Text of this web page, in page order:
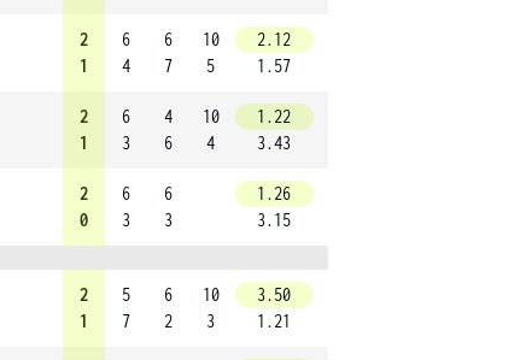
2
1
6
4
6
7
10
5
2.12
1.57
2
1
6
3
4
6
10
4
1.22
3.43
2
0
6
3
6
3
1.26
3.15
2
1
5
7
6
2
10
3
3.50
1.21